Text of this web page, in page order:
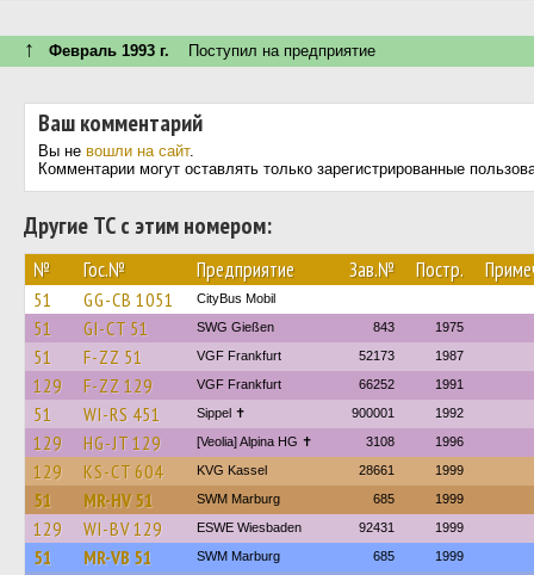
↑ Февраль 1993 г. Поступил на предприятие
Ваш комментарий
Вы не вошли на сайт.
Комментарии могут оставлять только зарегистрированные
Другие ТС с этим номером:
№ Гос.№ Предприятие Зав.№ Постр.
51 GG-CB 1051 CityBus Mobil
51 GI-CT 51 SWG Gießen 843 1975
51 F-ZZ 51 VGF Frankfurt 52173 1987
129 F-ZZ 129 VGF Frankfurt 66252 1991
51 WI-RS 451 Sippel ✝︎ 900001 1992
129 HG-JT 129 [Veolia] Alpina HG ✝ 3108 1996
129 KS-CT 604 KVG Kassel 28661 1999
51 MR-HV 51 SWM Marburg 685 1999
129 WI-BV 129 ESWE Wiesbaden 92431 1999
51 MR-VB 51 SWM Marburg 685 1999